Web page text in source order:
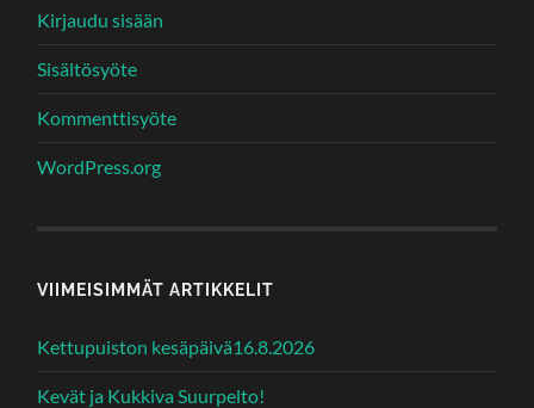
Kirjaudu sisään
Sisältösyöte
Kommenttisyöte
WordPress.org
VIIMEISIMMÄT ARTIKKELIT
Kettupuiston kesäpäivä16.8.2026
Kevät ja Kukkiva Suurpelto!